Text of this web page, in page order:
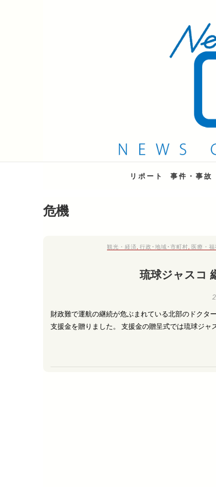
QAB NEWS
キャッチー 月曜〜金曜 午後6時15分放送
リポート 事件・事故
危機
観光・経済 ,行政･地域･市町村 ,医療・福
琉球ジャスコ
財政難で運航の継続が危ぶまれている北部のドクタ
支援金を贈りました。 支援金の贈呈式では琉球ジャ